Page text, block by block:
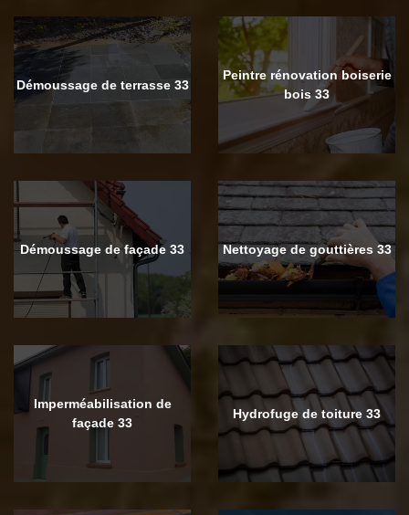
Démoussage de terrasse 33
Peintre rénovation boiserie
bois 33
Démoussage de façade 33 Nettoyage de gouttières 33
Imperméabilisation de
façade 33
Hydrofuge de toiture 33